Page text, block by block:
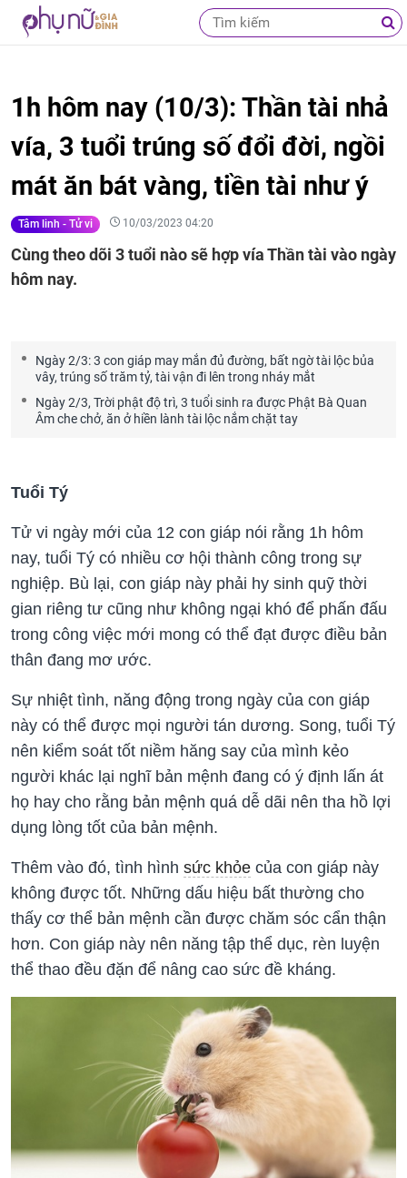
1h hôm nay (10/3): Thần tài nhả
vía, 3 tuổi trúng số đổi đời, ngồi
mát ăn bát vàng, tiền tài như ý
Tâm linh - Tử vi 10/03/2023 04:20
Cùng theo dõi 3 tuổi nào sẽ hợp vía Thần tài vào ngày
hôm nay.
Ngày 2/3: 3 con giáp may mắn đủ đường, bất ngờ tài lộc bủa
vây, trúng số trăm tỷ, tài vận đi lên trong nháy mắt
Ngày 2/3, Trời phật độ trì, 3 tuổi sinh ra được Phật Bà Quan
Âm che chở, ăn ở hiền lành tài lộc nắm chặt tay
Tuổi Tý
Tử vi ngày mới của 12 con giáp nói rằng 1h hôm
nay, tuổi Tý có nhiều cơ hội thành công trong sự
nghiệp. Bù lại, con giáp này phải hy sinh quỹ thời
gian riêng tư cũng như không ngại khó để phấn đấu
trong công việc mới mong có thể đạt được điều bản
thân đang mơ ước.
Sự nhiệt tình, năng động trong ngày của con giáp
này có thể được mọi người tán dương. Song, tuổi Tý
nên kiểm soát tốt niềm hăng say của mình kẻo
người khác lại nghĩ bản mệnh đang có ý định lấn át
họ hay cho rằng bản mệnh quá dễ dãi nên tha hồ lợi
dụng lòng tốt của bản mệnh.
Thêm vào đó, tình hình sức khỏe của con giáp này
không được tốt. Những dấu hiệu bất thường cho
thấy cơ thể bản mệnh cần được chăm sóc cẩn thận
hơn. Con giáp này nên năng tập thể dục, rèn luyện
thể thao đều đặn để nâng cao sức đề kháng.